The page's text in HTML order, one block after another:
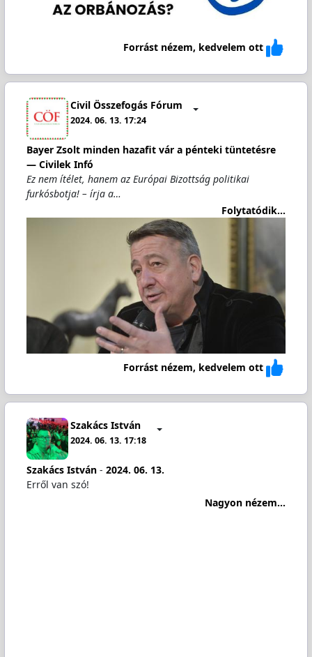
Forrást nézem, kedvelem ott
Civil Összefogás Fórum
2024. 06. 13. 17:24
Bayer Zsolt minden hazafit vár a pénteki tüntetésre
— Civilek Infó
Ez nem ítélet, hanem az Európai Bizottság politikai
furkósbotja! – írja a…
Folytatódik...
Forrást nézem, kedvelem ott
Szakács István
2024. 06. 13. 17:18
Szakács István- 2024. 06. 13.
Erről van szó!
Nagyon nézem...